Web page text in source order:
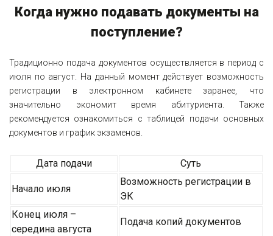
Когда нужно подавать документы на
поступление?
Традиционно подача документов осуществляется в период с
июля по август. На данный момент действует возможность
регистрации в электронном кабинете заранее, что
значительно экономит время абитуриента. Также
рекомендуется ознакомиться с таблицей подачи основных
документов и график экзаменов.
Дата подачи Суть
Начало июля
Возможность регистрации в
ЭК
Конец июля –
середина августа
Подача копий документов